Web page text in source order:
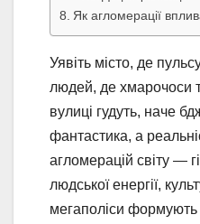
Як агломерації
Уявіть місто, де
людей, де хмарочоси
вулиці гудуть, наче
фантастика, а
агломерацій світу —
людської енергії,
мегаполіси